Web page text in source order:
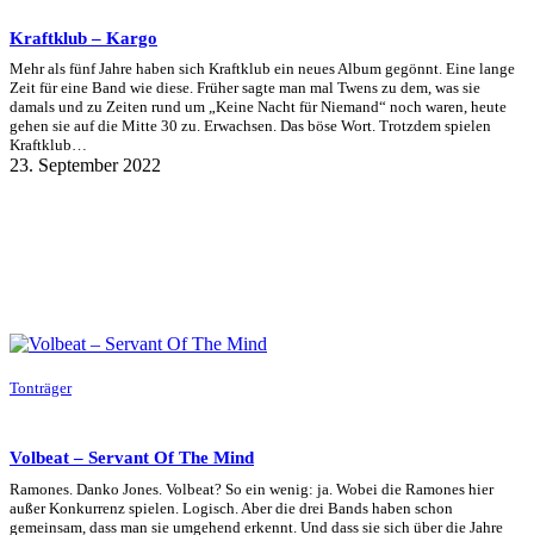
Kraftklub – Kargo
Mehr als fünf Jahre haben sich Kraftklub ein neues Album gegönnt. Eine lange
Zeit für eine Band wie diese. Früher sagte man mal Twens zu dem, was sie
damals und zu Zeiten rund um „Keine Nacht für Niemand“ noch waren, heute
gehen sie auf die Mitte 30 zu. Erwachsen. Das böse Wort. Trotzdem spielen
Kraftklub…
23. September 2022
Tonträger
Volbeat – Servant Of The Mind
Ramones. Danko Jones. Volbeat? So ein wenig: ja. Wobei die Ramones hier
außer Konkurrenz spielen. Logisch. Aber die drei Bands haben schon
gemeinsam, dass man sie umgehend erkennt. Und dass sie sich über die Jahre